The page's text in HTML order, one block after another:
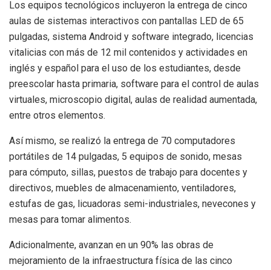
Los equipos tecnológicos incluyeron la entrega de cinco
aulas de sistemas interactivos con pantallas LED de 65
pulgadas, sistema Android y software integrado, licencias
vitalicias con más de 12 mil contenidos y actividades en
inglés y español para el uso de los estudiantes, desde
preescolar hasta primaria, software para el control de aulas
virtuales, microscopio digital, aulas de realidad aumentada,
entre otros elementos.
Así mismo, se realizó la entrega de 70 computadores
portátiles de 14 pulgadas, 5 equipos de sonido, mesas
para cómputo, sillas, puestos de trabajo para docentes y
directivos, muebles de almacenamiento, ventiladores,
estufas de gas, licuadoras semi-industriales, nevecones y
mesas para tomar alimentos.
Adicionalmente, avanzan en un 90% las obras de
mejoramiento de la infraestructura física de las cinco